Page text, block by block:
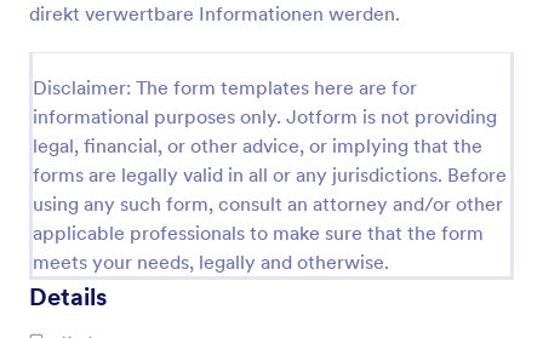
direkt verwertbare Informationen werden.
Disclaimer: The form templates here are for
informational purposes only. Jotform is not providing
legal, financial, or other advice, or implying that the
forms are legally valid in all or any jurisdictions. Before
using any such form, consult an attorney and/or other
applicable professionals to make sure that the form
meets your needs, legally and otherwise.
Details
während oder nach der Behandlung auftreten
Formularfelder, in denen die Daten des Kunden wie
Name, Alter, Geburtsdatum, Kontaktdaten und
Adresse abgefragt werden. Es verwendet auch das
Termin-Tool, mit dem der Kunde ein verfügbares
Datum und eine Uhrzeit auswählen kann. Dieses
Tool ist sehr leistungsfähig, denn es deaktiviert den
Termin automatisch, wenn er bereits vergeben ist
oder der vorherige Kunde ihn ausgewählt und
gesendet hat. Diese Formularvorlage fragt auch
nach dem Zustand der Haare wie Kopfhaut, Farbe
Vorschau